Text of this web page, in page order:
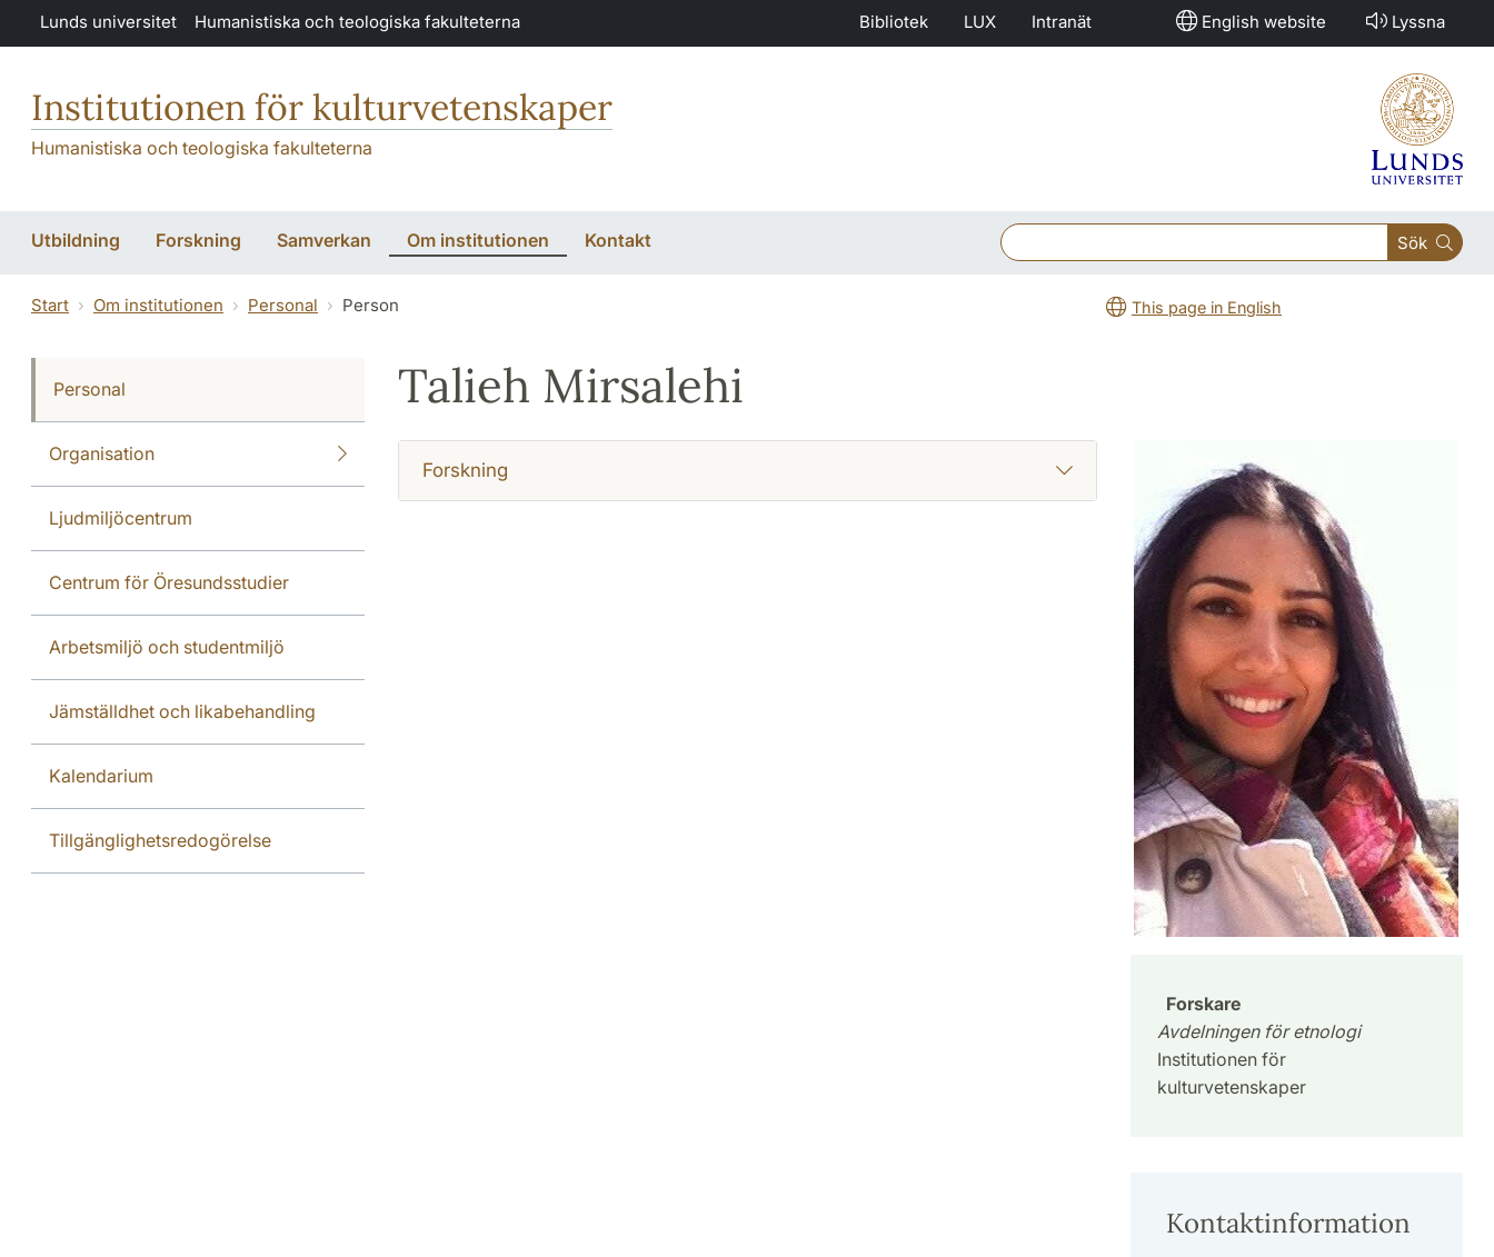
Hoppa till huvudinnehåll
Lunds universitet Humanistiska och teologiska fakulteterna Bibliotek LUX Intranät English website Lyssna
Institutionen för kulturvetenskaper
Humanistiska och teologiska fakulteterna
Utbildning Forskning Samverkan Om institutionen Kontakt Sök
Start Om institutionen Personal Person This page in English
Personal
Organisation
Ljudmiljöcentrum
Centrum för Öresundsstudier
Arbetsmiljö och studentmiljö
Jämställdhet och likabehandling
Kalendarium
Tillgänglighetsredogörelse
Talieh Mirsalehi
Forskning
Forskare
Avdelningen för etnologi
Institutionen för
kulturvetenskaper
Kontaktinformation